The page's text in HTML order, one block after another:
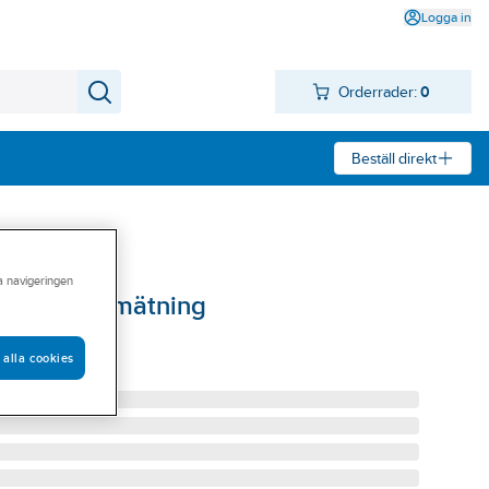
Logga in
Orderrader: 0
Beställ direkt
effektmätning
navigeringen
alla cookies